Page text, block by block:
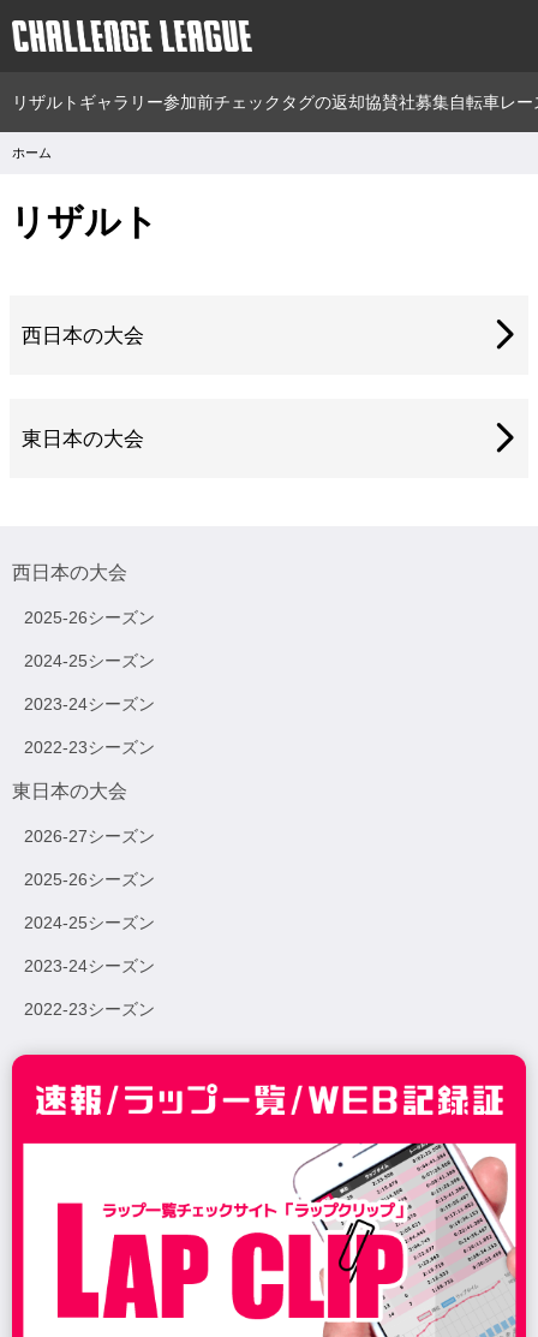
リザルト ギャラリー参加前チェック タグの返却協賛社募集自転車レ
西日本の大会
2025-26シーズン
2024-25シーズン
2023-24シーズン
2022-23シーズン
東日本の大会
2026-27シーズン
2025-26シーズン
2024-25シーズン
2023-24シーズン
2022-23シーズン
ホーム
リザルト
西日本の大会
東日本の大会